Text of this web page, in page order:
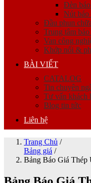
Đèn
Nút báo
Đầu phun
Trung tâm
Van công
Khớp nối &
BÀI VIẾT
CATALOG
Tin chuyên
Tư vấn khách
Blog tin tức
Liên hệ
Trang Chủ /
Bảng giá /
Bảng Báo Giá